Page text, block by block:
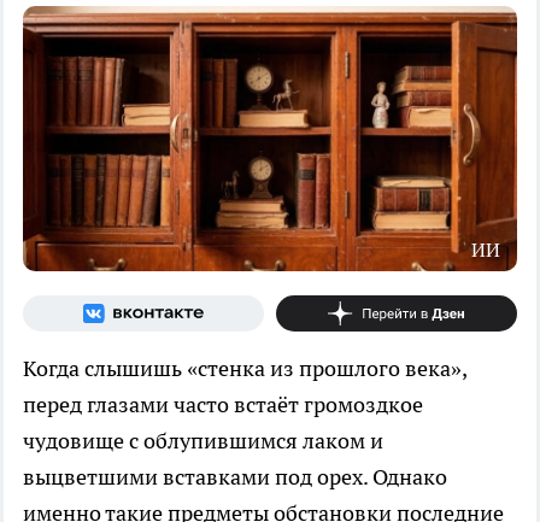
ИИ
Когда слышишь «стенка из прошлого века»,
перед глазами часто встаёт громоздкое
чудовище с облупившимся лаком и
выцветшими вставками под орех. Однако
именно такие предметы обстановки последние